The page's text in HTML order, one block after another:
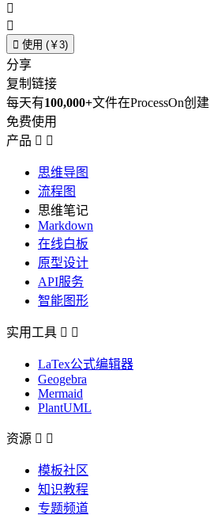


 使用 (￥3)
分享
复制链接
每天有100,000+文件在ProcessOn创建
免费使用
产品  
思维导图
流程图
思维笔记
Markdown
在线白板
原型设计
API服务
智能图形
实用工具  
LaTex公式编辑器
Geogebra
Mermaid
PlantUML
资源  
模板社区
知识教程
专题频道